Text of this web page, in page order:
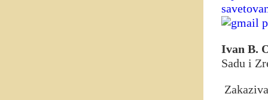
Ivan B.
Sadu i